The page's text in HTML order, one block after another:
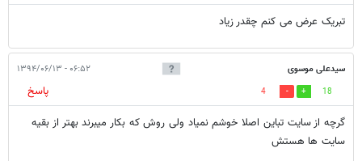
تبریک عرض می کنم چقدر زیاد
سیدعلی موسوی ۰۶:۵۲ - ۱۳۹۴/۰۶/۱۳
18
4
پاسخ
گرچه از سایت تباین اصلا خوشم نمیاد ولی روش که بکار میبرند بهتر از بقیه
سایت ها هستش